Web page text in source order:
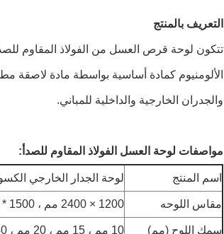
التعريف بالمنتج
تتكون لوحة قرص العسل من الفولاذ المقاوم
الألومنيوم كمادة أساسية بواسطة مادة
والجدران الخارجية والداخلية للمباني.
مواصفات لوحة العسل الفولاذ المقاوم للصدأ:
اسم المنتج لوحة الجدار الخارجي
مقاس اللوحه 1200 × 2400 مم ، 1500 * 6000 مم
سمك اللوح (مم) 10 مم ، 15 مم ، 20 مم ، 30 مم